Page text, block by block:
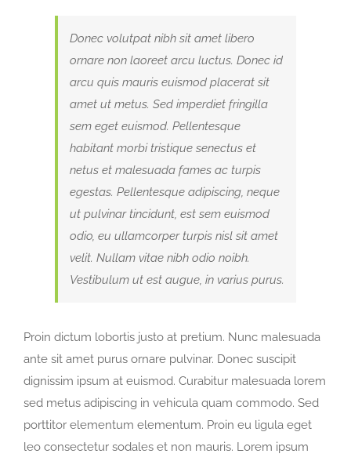
Donec volutpat nibh sit amet libero
ornare non laoreet arcu luctus. Donec id
arcu quis mauris euismod placerat sit
amet ut metus. Sed imperdiet fringilla
sem eget euismod. Pellentesque
habitant morbi tristique senectus et
netus et malesuada fames ac turpis
egestas. Pellentesque adipiscing, neque
ut pulvinar tincidunt, est sem euismod
odio, eu ullamcorper turpis nisl sit amet
velit. Nullam vitae nibh odio noibh.
Vestibulum ut est augue, in varius purus.
Proin dictum lobortis justo at pretium. Nunc malesuada
ante sit amet purus ornare pulvinar. Donec suscipit
dignissim ipsum at euismod. Curabitur malesuada lorem
sed metus adipiscing in vehicula quam commodo. Sed
porttitor elementum elementum. Proin eu ligula eget
leo consectetur sodales et non mauris. Lorem ipsum